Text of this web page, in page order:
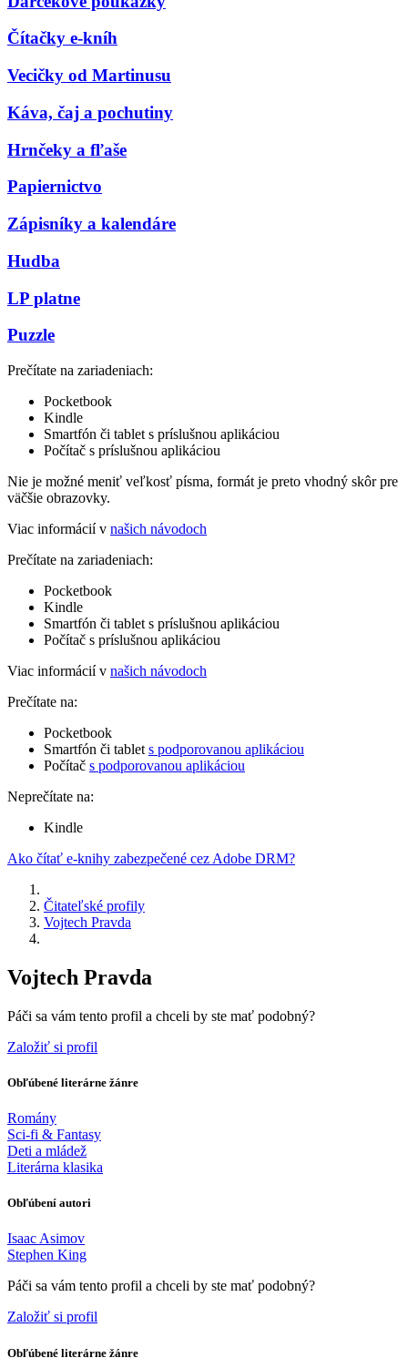
Čítačky e-kníh
Vecičky od Martinusu
Káva, čaj a pochutiny
Hrnčeky a fľaše
Papiernictvo
Zápisníky a kalendáre
Hudba
LP platne
Puzzle
Prečítate na zariadeniach:
Pocketbook
Kindle
Smartfón či tablet s príslušnou aplikáciou
Počítač s príslušnou aplikáciou
Nie je možné meniť veľkosť písma, formát je preto vhodný skôr pre
väčšie obrazovky.
Viac informácií v našich návodoch
Prečítate na zariadeniach:
Pocketbook
Kindle
Smartfón či tablet s príslušnou aplikáciou
Počítač s príslušnou aplikáciou
Viac informácií v našich návodoch
Prečítate na:
Pocketbook
Smartfón či tablet s podporovanou aplikáciou
Počítač s podporovanou aplikáciou
Neprečítate na:
Kindle
Ako čítať e-knihy zabezpečené cez Adobe DRM?
Čitateľské profily
Vojtech Pravda
Vojtech Pravda
Páči sa vám tento profil a chceli by ste mať podobný?
Založiť si profil
Obľúbené literárne žánre
Romány
Sci-fi & Fantasy
Deti a mládež
Literárna klasika
Obľúbení autori
Isaac Asimov
Stephen King
Páči sa vám tento profil a chceli by ste mať podobný?
Založiť si profil
Obľúbené literárne žánre